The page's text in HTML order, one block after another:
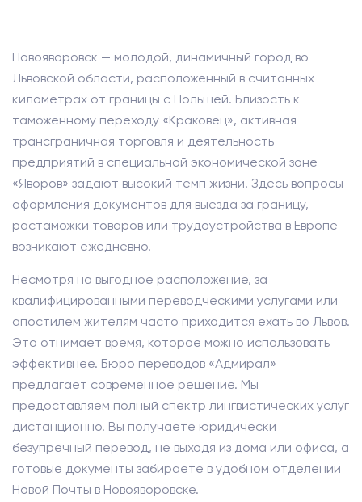
Новояворовск — молодой, динамичный город во
Львовской области, расположенный в считанных
километрах от границы с Польшей. Близость к
таможенному переходу «Краковец», активная
трансграничная торговля и деятельность
предприятий в специальной экономической зоне
«Яворов» задают высокий темп жизни. Здесь вопросы
оформления документов для выезда за границу,
растаможки товаров или трудоустройства в Европе
возникают ежедневно.
Несмотря на выгодное расположение, за
квалифицированными переводческими услугами или
апостилем жителям часто приходится ехать во Львов.
Это отнимает время, которое можно использовать
эффективнее. Бюро переводов «Адмирал»
предлагает современное решение. Мы
предоставляем полный спектр лингвистических услуг
дистанционно. Вы получаете юридически
безупречный перевод, не выходя из дома или офиса, а
готовые документы забираете в удобном отделении
Новой Почты в Новояворовске.